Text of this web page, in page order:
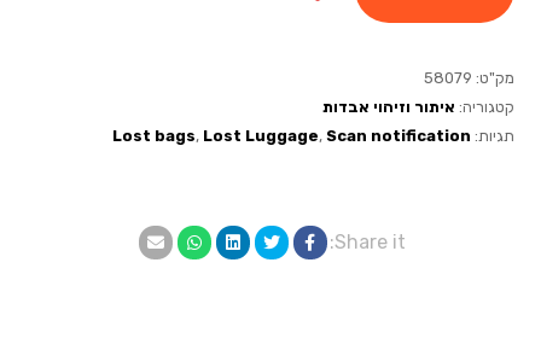
מק"ט: 58079
קטגוריה: איתור וזיהוי אבדות
תגיות:
Lost bags, Lost Luggage, Scan notification